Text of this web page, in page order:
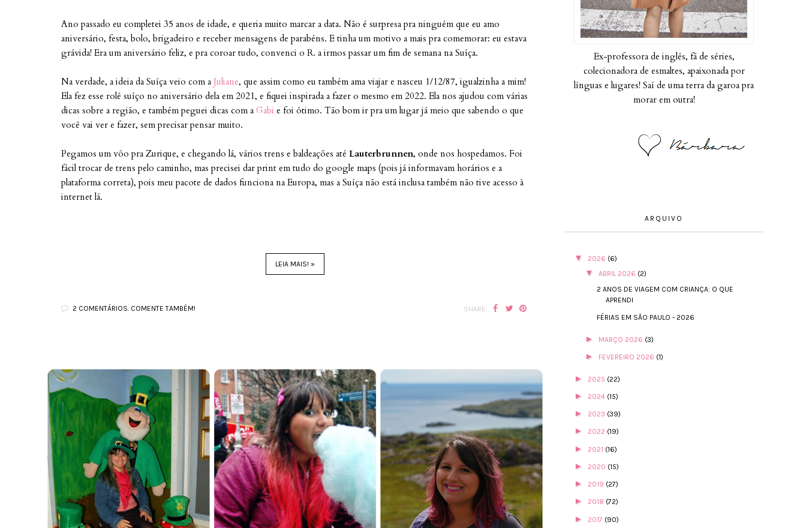
Ano passado eu completei 35 anos de idade, e queria muito marcar a data. Não é surpresa pra ninguém que eu amo
aniversário, festa, bolo, brigadeiro e receber mensagens de parabéns. E tinha um motivo a mais pra comemorar: eu estava
grávida! Era um aniversário feliz, e pra coroar tudo, convenci o R. a irmos passar um fim de semana na Suíça.
Na verdade, a ideia da Suíça veio com a Juliane, que assim como eu também ama viajar e nasceu 1/12/87, igualzinha a mim!
Ela fez esse rolê suíço no aniversário dela em 2021, e fiquei inspirada a fazer o mesmo em 2022. Ela nos ajudou com várias
dicas sobre a região, e também peguei dicas com a Gabi e foi ótimo. Tão bom ir pra um lugar já meio que sabendo o que
você vai ver e fazer, sem precisar pensar muito.
Pegamos um vôo pra Zurique, e chegando lá, vários trens e baldeações até Lauterbrunnen, onde nos hospedamos. Foi
fácil trocar de trens pelo caminho, mas precisei dar print em tudo do google maps (pois já informavam horários e a
plataforma correta), pois meu pacote de dados funciona na Europa, mas a Suíça não está inclusa também não tive acesso à
internet lá.
LEIA MAIS! »
2 COMENTÁRIOS. COMENTE TAMBÉM! SHARE:
Ex-professora de inglês, fã de séries,
colecionadora de esmaltes, apaixonada por
línguas e lugares! Saí de uma terra da garoa pra
morar em outra!
ARQUIVO
▼ 2026 (6)
▼ ABRIL 2026 (2)
2 ANOS DE VIAGEM COM CRIANÇA: O QUE
APRENDI
FÉRIAS EM SÃO PAULO - 2026
► MARÇO 2026 (3)
► FEVEREIRO 2026 (1)
► 2025 (22)
► 2024 (15)
► 2023 (39)
► 2022 (19)
► 2021 (16)
► 2020 (15)
► 2019 (27)
► 2018 (72)
► 2017 (90)